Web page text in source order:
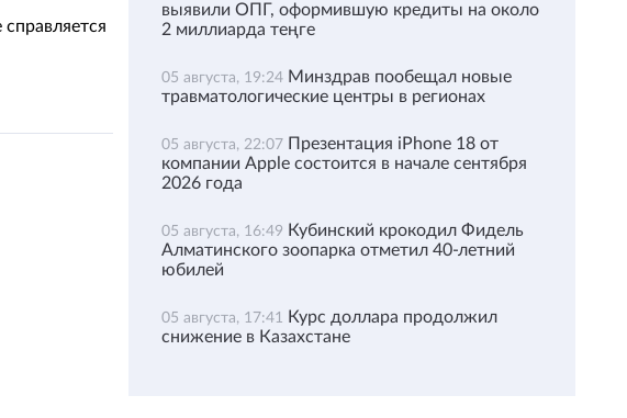
выявили ОПГ, оформившую кредиты на около
2 миллиарда теңге
05 августа, 19:24 Минздрав пообещал новые
травматологические центры в регионах
05 августа, 22:07 Презентация iPhone 18 от
компании Apple состоится в начале сентября
2026 года
05 августа, 16:49 Кубинский крокодил Фидель
Алматинского зоопарка отметил 40-летний
юбилей
05 августа, 17:41 Курс доллара продолжил
снижение в Казахстане